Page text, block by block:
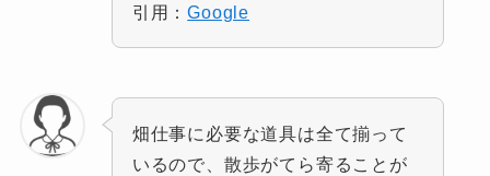
引用：Google
畑仕事に必要な道具は全て揃って
いるので、散歩がてら寄ることが